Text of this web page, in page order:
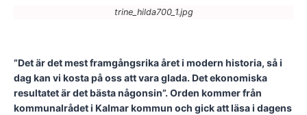
trine_hilda700_1.jpg
”Det är det mest framgångsrika året i modern historia, så i
dag kan vi kosta på oss att vara glada. Det ekonomiska
resultatet är det bästa någonsin”. Orden kommer från
kommunalrådet i Kalmar kommun och gick att läsa i dagens